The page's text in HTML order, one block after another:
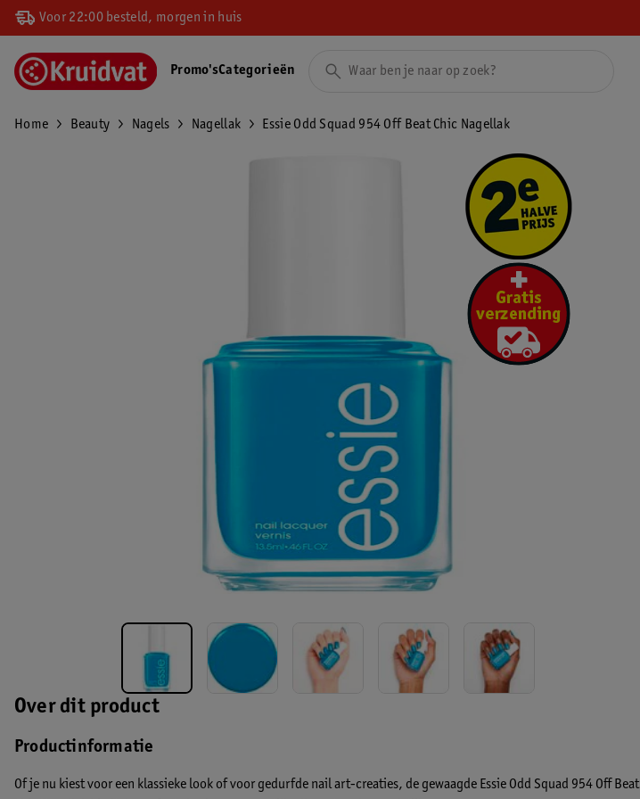
Voor 22:00 besteld, morgen in huis
Promo'sCategorieën
Home Beauty Nagels Nagellak Essie Odd Squad 954 Off Beat Chic Nagellak
Over dit product
Productinformatie
Of je nu kiest voor een klassieke look of voor gedurfde nail art-creaties, de gewaagde Essie Odd Squad 954 Off Beat